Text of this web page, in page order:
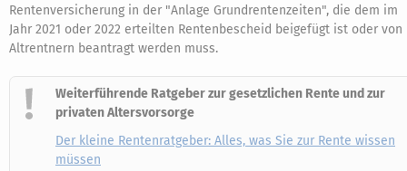
Rentenversicherung in der "Anlage Grundrentenzeiten", die dem im
Jahr 2021 oder 2022 erteilten Rentenbescheid beigefügt ist oder von
Altrentnern beantragt werden muss.
Weiterführende Ratgeber zur gesetzlichen Rente und zur
privaten Altersvorsorge
Der kleine Rentenratgeber: Alles, was Sie zur Rente wissen
müssen